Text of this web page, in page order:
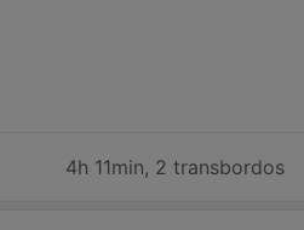
4h 11min, 2 transbordos